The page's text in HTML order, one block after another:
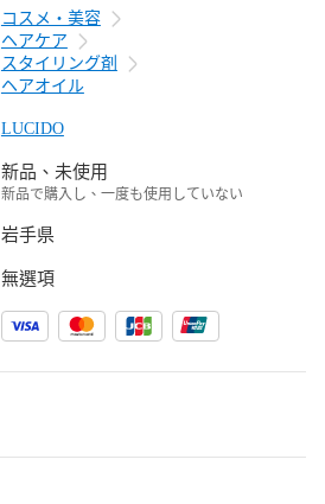
コスメ・美容
ヘアケア
スタイリング剤
ヘアオイル
LUCIDO
新品、未使用
新品で購入し、一度も使用していない
岩手県
無選項